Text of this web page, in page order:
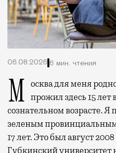
06.08.2026 6 мин. чтения
Москва для меня родной город, из своих 35 я прожил здесь 15 лет
сознательном возрасте. Я
зеленым
17 лет. Это был август
Губкинский университет